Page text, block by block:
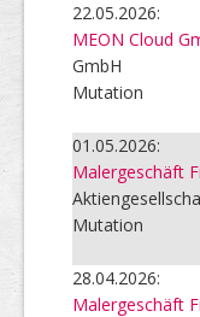
22.05.2026:
MEON Cloud
GmbH
Mutation
01.05.2026:
Malergeschäft
Mutation
28.04.2026:
Malergeschäft